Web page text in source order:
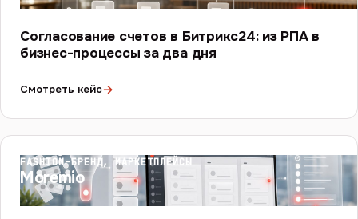
Согласование счетов в Битрикс24: из РПА в
бизнес-процессы за два дня
Смотреть кейс→
FASHION-БРЕНД, МАРКЕТПЛЕЙСЫ
Moremio